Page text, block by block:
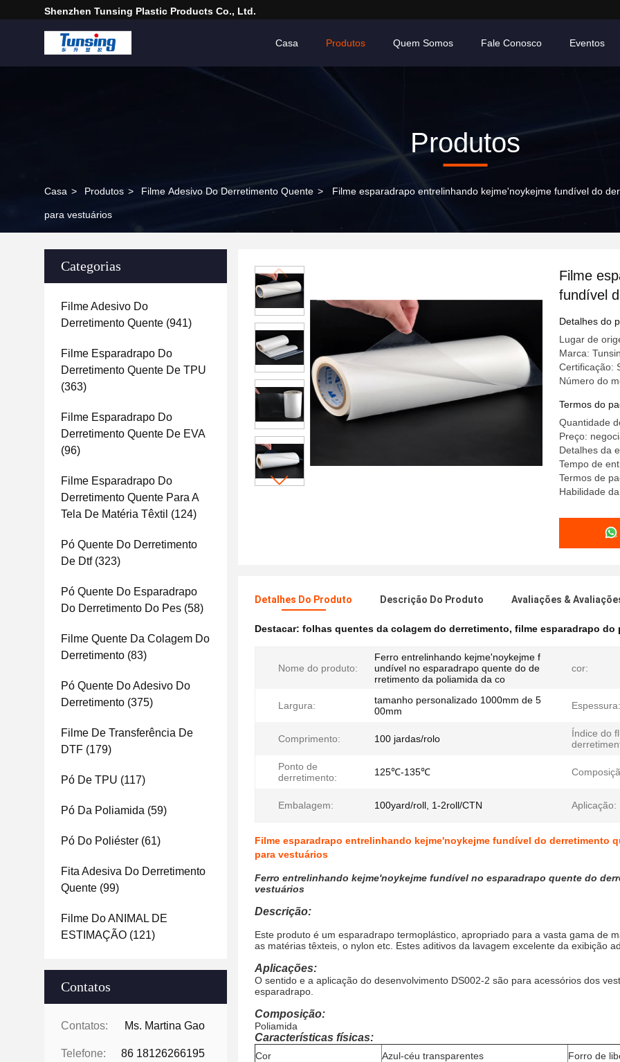
Shenzhen Tunsing Plastic Products Co., Ltd.
Casa Produtos Quem Somos Fale Conosco Eventos
Produtos
Casa > Produtos > Filme Adesivo Do Derretimento Quente > Filme esparadrapo entrelinhando kejme'noykejme fundível do
para vestuários
Categorias
Filme Adesivo Do
Derretimento Quente (941)
Filme Esparadrapo Do
Derretimento Quente De TPU
(363)
Filme Esparadrapo Do
Derretimento Quente De EVA
(96)
Filme Esparadrapo Do
Derretimento Quente Para A
Tela De Matéria Têxtil (124)
Pó Quente Do Derretimento
De Dtf(323)
Pó Quente Do Esparadrapo
Do Derretimento Do Pes (58)
Filme Quente Da Colagem Do
Derretimento (83)
Pó Quente Do Adesivo Do
Derretimento (375)
Filme De Transferência De
DTF (179)
Pó De TPU (117)
Pó Da Poliamida (59)
Pó Do Poliéster (61)
Fita Adesiva Do Derretimento
Quente (99)
Filme Do ANIMAL DE
ESTIMAÇÃO (121)
Contatos
Contatos: Ms. Martina Gao
Telefone: 86 18126266195
Filme
fundível
Detalhes do
Lugar de
Marca:
Certificação:
Número do
Termos do
Quantidade
Preço:
Detalhes da
Tempo de
Termos de
Habilidade
Detalhes Do Produto Descrição Do Produto Avaliações &
Destacar: folhas quentes da colagem do derretimento, filme esparadrapo do
Nome do produto:
Ferro entrelinhando kejme'noykejme f
undível no esparadrapo quente do de
rretimento da poliamida da co
cor:
Largura:
tamanho personalizado 1000mm de 5
00mm
Espessura:
Comprimento: 100 jardas/rolo
Índice do
Ponto de
derretimento:
125℃-135℃
Embalagem: 100yard/roll, 1-2roll/CTN Aplicação:
Filme esparadrapo entrelinhando kejme'noykejme fundível do derretimento
para vestuários
Ferro entrelinhando kejme'noykejme fundível no esparadrapo quente do
vestuários
Descrição:
Este produto é um esparadrapo termoplástico, apropriado para a vasta gama de
as matérias têxteis, o nylon etc. Estes aditivos da lavagem excelente da exibição
Aplicações:
O sentido e a aplicação do desenvolvimento DS002-2 são para acessórios dos
esparadrapo.
Composição:
Poliamida
Características físicas:
Cor Azul-céu transparentes Forro de